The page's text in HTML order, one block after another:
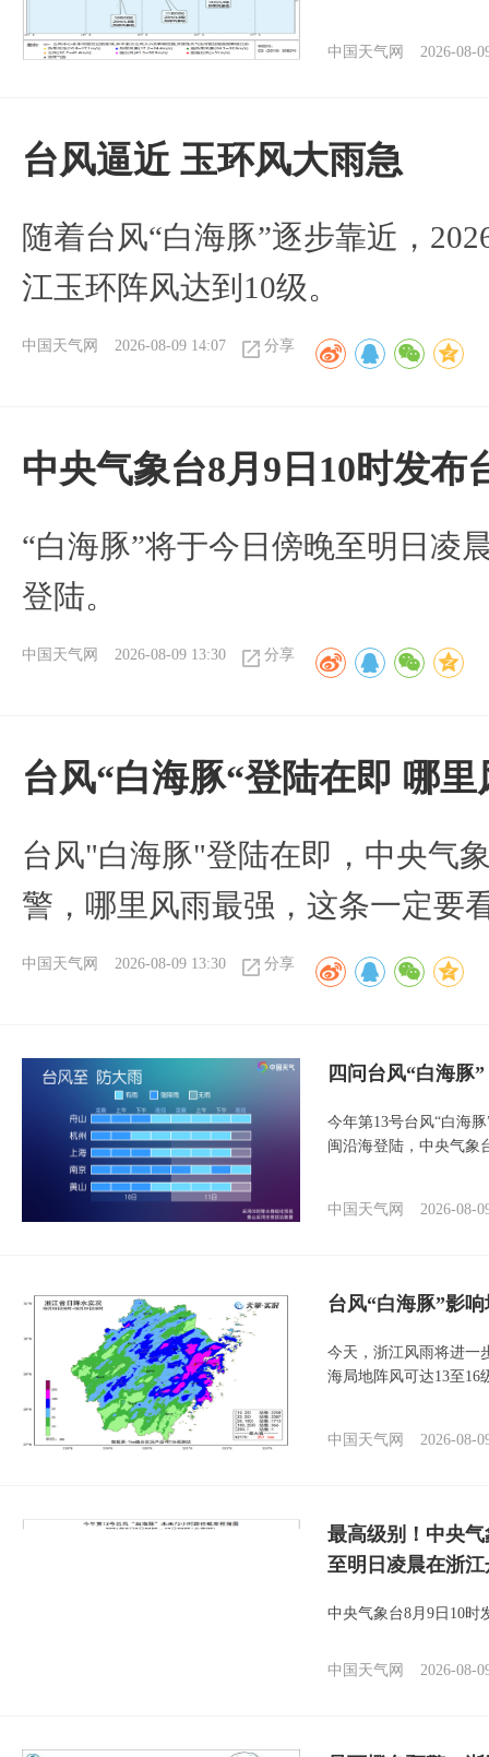
中国天气网 2026-08-
台风逼近 玉环风大雨急
随着台风“白海豚”逐步靠近，
江玉环阵风达到10级。
中国天气网 2026-08-09 14:07 分享
中央气象台8月9日10时发布
“白海豚”将于今日傍晚至明日凌
登陆。
中国天气网 2026-08-09 13:30 分享
台风“白海豚“登陆在即 哪
台风"白海豚"登陆在即，中央气
警，哪里风雨最强，这条一定要
中国天气网 2026-08-09 13:30 分享
四问台风“白海豚
今年第13号台风“白海
闽沿海登陆，中央气象
中国天气网 2026-08-
台风“白海豚”影
今天，浙江风雨将进一
海局地阵风可达13至16
中国天气网 2026-08-
最高级别！中央
至明日凌晨在浙
中央气象台8月9日10时
中国天气网 2026-08-